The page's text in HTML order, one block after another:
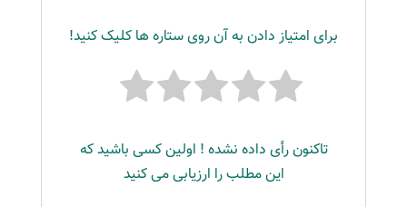
برای امتیاز دادن به آن روی ستاره ها کلیک کنید!
تاکنون رأی داده نشده ! اولین کسی باشید که
این مطلب را ارزیابی می کنید